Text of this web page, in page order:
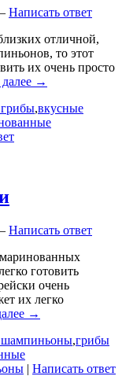
Написать ответ
отличной,
то этот
их очень просто
далее →
,вкусные
Написать ответ
готовить
очень
их легко
→
шампиньоны,грибы
| Написать ответ